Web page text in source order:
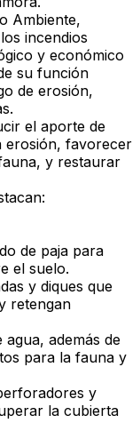
Ambiente,
incendios
y económico
su función
de erosión,
.
el aporte de
erosión, favorecer
y restaurar
de paja para
el suelo.
y diques que
retengan
agua, además de
para la fauna y
y
la cubierta